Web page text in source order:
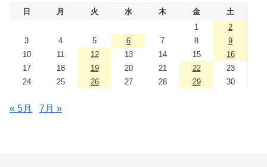
日 月 火 水 木 金
土
1
2
3
4 5 6 7 8
9
10
11 12 13 14 15
16
17
18 19 20 21 22
23
24
25 26 27 28 29 30
« 5月 7月 »